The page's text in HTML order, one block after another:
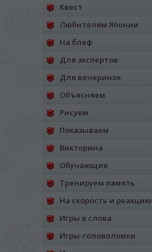
Квест
Любителям Японии
На блеф
Для экспертов
Для вечеринок
Объясняем
Рисуем
Показываем
Викторина
Обучающие
Тренируем память
На скорость и реакцию
Игры в слова
Игры-головоломки